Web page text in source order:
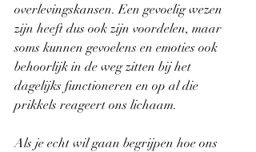
overlevingskansen. Een gevoelig wezen
zijn heeft dus ook zijn voordelen, maar
soms kunnen gevoelens en emoties ook
behoorlijk in de weg zitten bij het
dagelijks functioneren en op al die
prikkels reageert ons lichaam.
Als je echt wil gaan begrijpen hoe ons